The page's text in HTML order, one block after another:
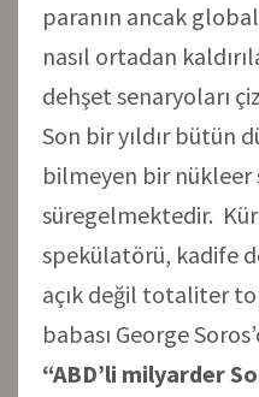
paranın ancak
nasıl ortadan
dehşet senaryoları
Son bir yıldır bütün
bilmeyen bir nükleer
süregelmektedir.
spekülatörü, kadife
açık değil totaliter
babası George
“ABD’li milyarder